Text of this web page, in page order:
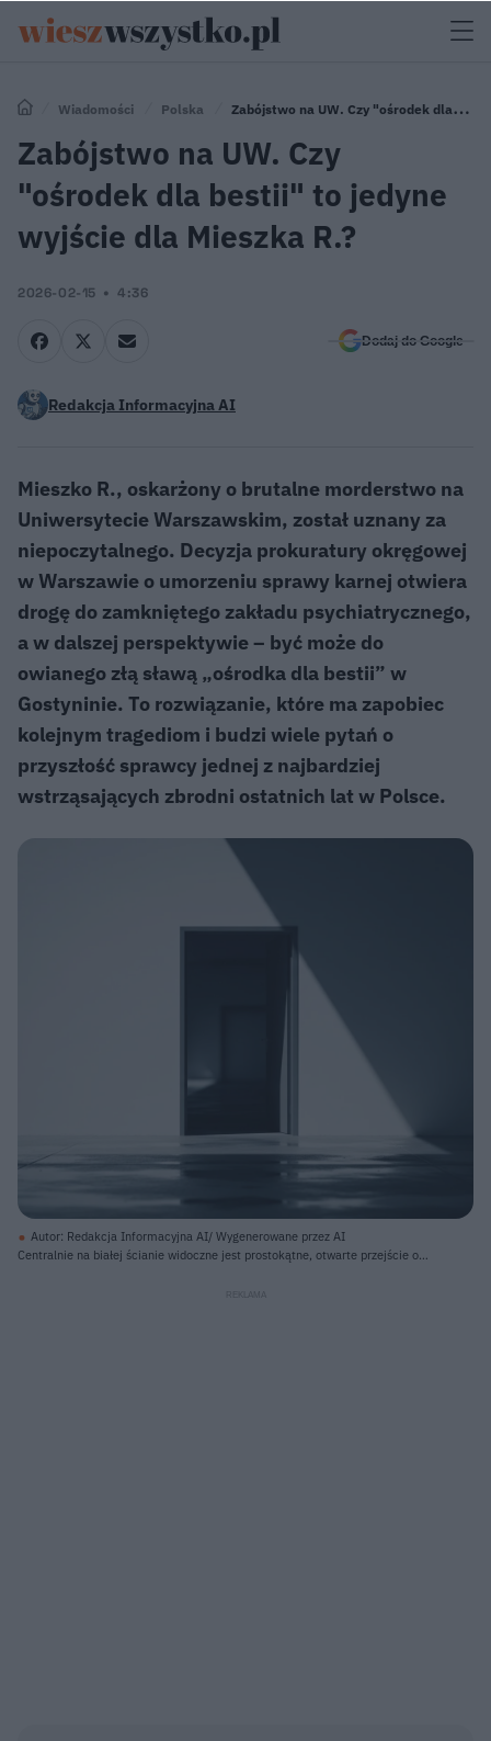
Wiadomości Polska
Zabójstwo na UW. Czy "ośrodek dla
bestii" to jedyne wyjście dla Mieszka R.?
Zabójstwo na UW. Czy
"ośrodek dla bestii" to jedyne
wyjście dla Mieszka R.?
2026-02-15 4:36
Dodaj do Google
Redakcja Informacyjna AI
Mieszko R., oskarżony o brutalne morderstwo na
Uniwersytecie Warszawskim, został uznany za
niepoczytalnego. Decyzja prokuratury okręgowej
w Warszawie o umorzeniu sprawy karnej otwiera
drogę do zamkniętego zakładu psychiatrycznego,
a w dalszej perspektywie – być może do
owianego złą sławą „ośrodka dla bestii” w
Gostyninie. To rozwiązanie, które ma zapobiec
kolejnym tragediom i budzi wiele pytań o
przyszłość sprawcy jednej z najbardziej
wstrząsających zbrodni ostatnich lat w Polsce.
Autor: Redakcja Informacyjna AI/ Wygenerowane przez AI
Centralnie na białej ścianie widoczne jest prostokątne, otwarte przejście o
kolejnymi drzwiami, prowadzącymi w głąb. Podłoga przed przejściem, pokryta